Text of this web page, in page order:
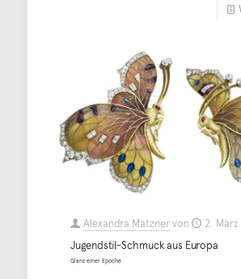
Alexandra Matznervon
2. März
Jugendstil-Schmuck aus Europa
Glanz einer Epoche